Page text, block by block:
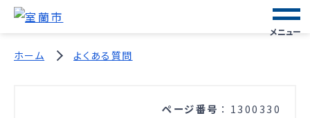
メニュー
ホーム よくある質問
ページ番号
1300330